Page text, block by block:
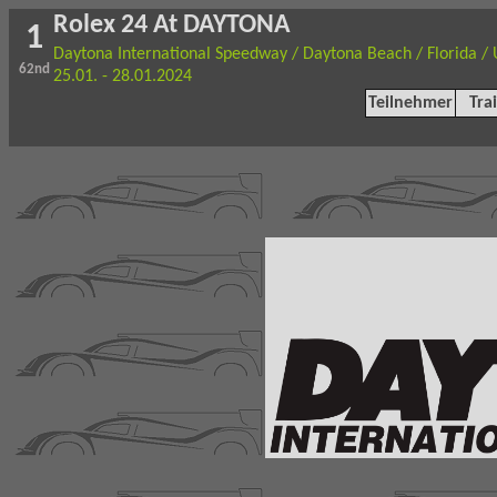
1
62nd
Rolex 24 At DAYTONA
Daytona International Speedway / Daytona Beach / Florida /
25.01. - 28.01.2024
Teilnehmer